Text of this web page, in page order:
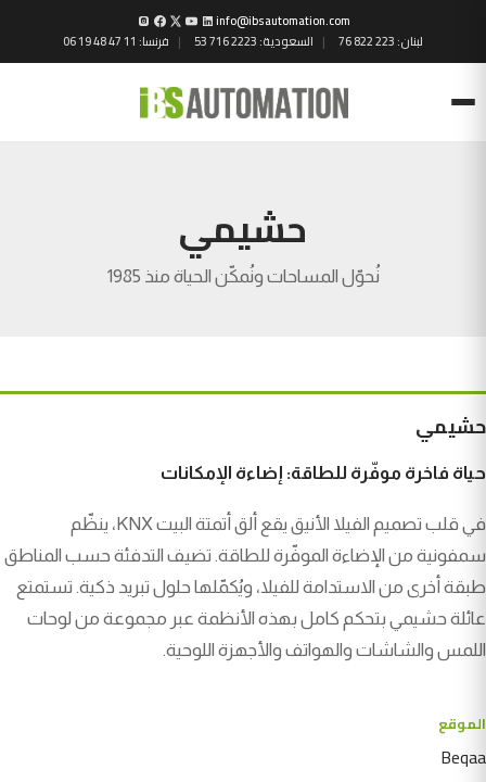
info@ibsautomation.com
لبنان: 76 822 223 السعودية: 53 716 2223 فرنسا: 06 19 48 47 11
Menu
حشيمي
نُحوّل المساحات ونُمكّن الحياة منذ 1985
حشيمي
حياة فاخرة موفّرة للطاقة: إضاءة الإمكانات
في قلب تصميم الفيلا الأنيق يقع ألق أتمتة البيت KNX، ينظّم
سمفونية من الإضاءة الموفّرة للطاقة. تضيف التدفئة حسب المناطق
طبقة أخرى من الاستدامة للفيلا، ويُكمّلها حلول تبريد ذكية. تستمتع
عائلة حشيمي بتحكم كامل بهذه الأنظمة عبر مجموعة من لوحات
اللمس والشاشات والهواتف والأجهزة اللوحية.
الموقع
Beqaa